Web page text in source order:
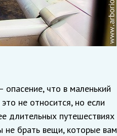
что в маленький
не относится, но если
длительных путешествиях
не брать вещи, которые вам